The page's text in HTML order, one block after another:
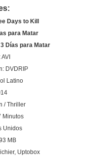
Days to Kill
para Matar
3 Días para Matar
DVDRIP
Latino
/ Thriller
Minutos
Unidos
MB
Uptobox